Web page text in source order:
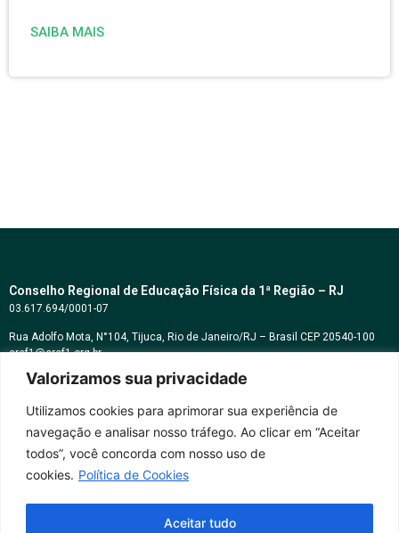
Valorizamos sua privacidade
Utilizamos cookies para aprimorar sua experiência de
navegação e analisar nosso tráfego. Ao clicar em “Aceitar
todos”, você concorda com nosso uso de
cookies. Política de Cookies
Aceitar tudo
SAIBA MAIS
Conselho Regional de Educação Física da 1ª Região – RJ
03.617.694/0001-07
Rua Adolfo Mota, N°104, Tijuca, Rio de Janeiro/RJ – Brasil CEP 20540-100
cref1@cref1.org.br
Assessoria de comunicação:
Horários de atendimento:
Whatsapp: (21) 2569-2398